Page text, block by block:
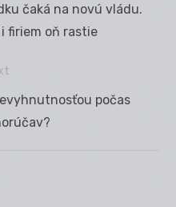
čaká na novú vládu.
firiem oň rastie
počas